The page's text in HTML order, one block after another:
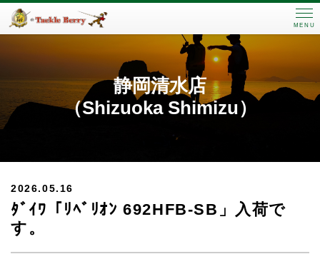
MENU
静岡清水店
（Shizuoka Shimizu）
2026.05.16
ﾀﾞｲﾜ「ﾘﾍﾞﾘｵﾝ 692HFB-SB」入荷で
す。